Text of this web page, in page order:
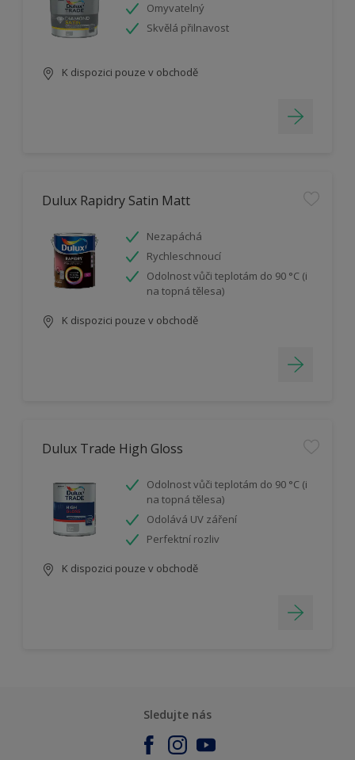
Omyvatelný
Skvělá přilnavost
K dispozici pouze v obchodě
Dulux Rapidry Satin Matt
Nezapáchá
Rychleschnoucí
Odolnost vůči teplotám do 90 °C (i
na topná tělesa)
K dispozici pouze v obchodě
Dulux Trade High Gloss
Odolnost vůči teplotám do 90 °C (i
na topná tělesa)
Odolává UV záření
Perfektní rozliv
K dispozici pouze v obchodě
Sledujte nás